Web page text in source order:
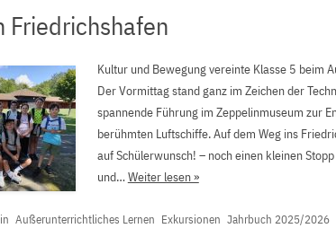
Friedrichshafen
Kultur und Bewegung vereinte Klasse 5 beim
Der Vormittag stand ganz im Zeichen der
spannende Führung im Zeppelinmuseum zur
berühmten Luftschiffe. Auf dem Weg ins
auf Schülerwunsch! – noch einen kleinen
und…Weiter lesen »
Außerunterrichtliches Lernen Exkursionen Jahrbuch 2025/2026